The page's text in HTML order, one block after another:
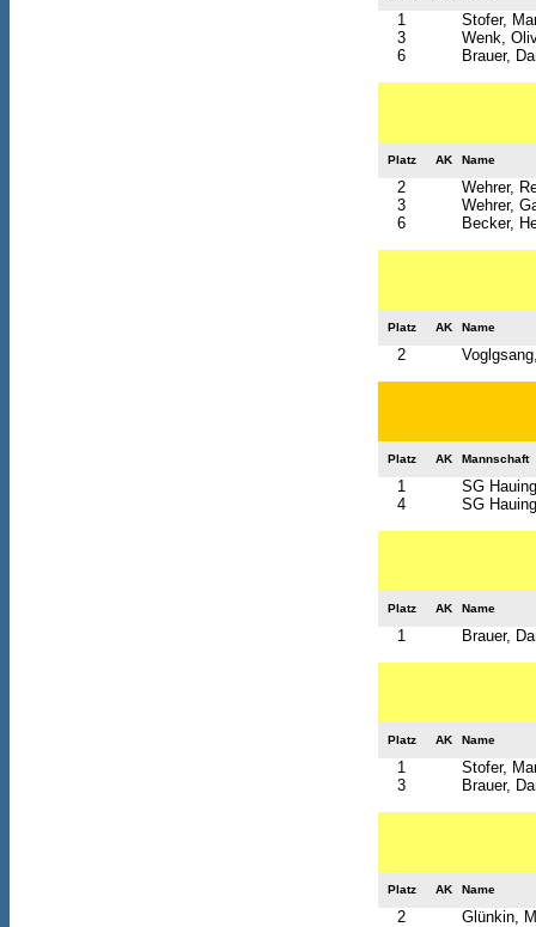
1
Stofer,
3
Wenk,
6
Brauer,
Platz AK Name
2
Wehrer,
3
Wehrer,
6
Becker,
Platz AK Name
2
Platz AK Mannschaft
1
SG
4
SG
Platz AK Name
1 Brauer,
Platz AK Name
1
Stofer,
3
Brauer,
Platz AK Name
2 Glünkin,